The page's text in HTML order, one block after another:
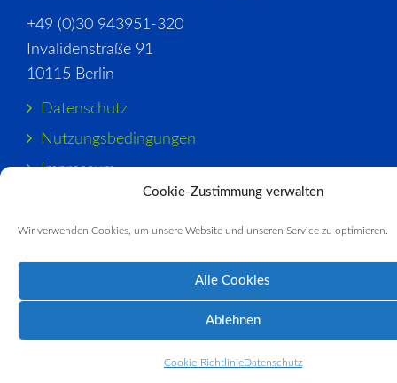
Cookie-Zustimmung verwalten
Wir verwenden Cookies, um unsere Website und unseren Service zu optimieren.
Alle Cookies
Ablehnen
Cookie-RichtlinieDatenschutz
+49 (0)30 943951-320
Invalidenstraße 91
10115 Berlin
Datenschutz
Nutzungsbedingungen
Impressum
Cookie-Richtlinie